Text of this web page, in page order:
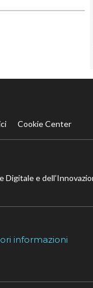
Cookie Center
e
informazioni